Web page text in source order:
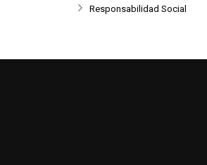
Responsabilidad Social